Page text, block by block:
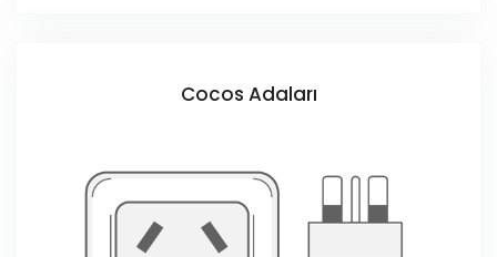
Cocos Adaları